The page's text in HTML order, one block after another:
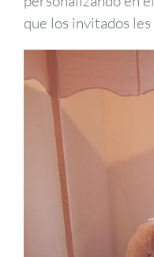
que los invitados les